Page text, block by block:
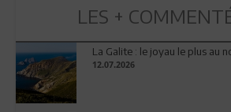
LES +
La Galite : le joyau le plus au
12.07.2026